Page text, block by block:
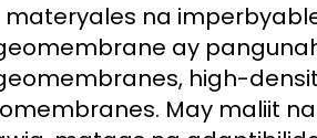
na
ay
high-
May maliit